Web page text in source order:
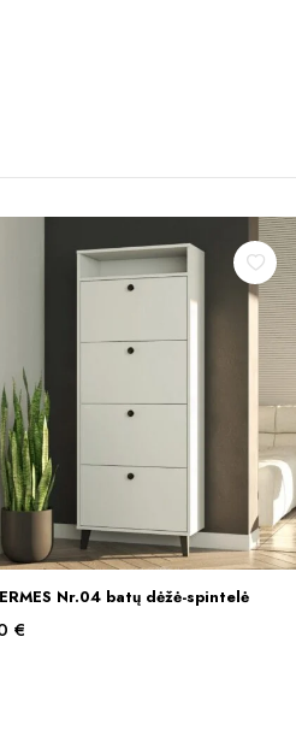
Į KREPŠELĮ
Nr.04 batų dėžė-spintelė
€